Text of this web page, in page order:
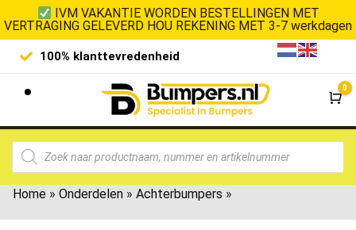
IVM VAKANTIE WORDEN BESTELLINGEN MET
VERTRAGING GELEVERD HOU REKENING MET 3-7 werkdagen
100% klanttevredenheid
0
Home » Onderdelen » Achterbumpers »